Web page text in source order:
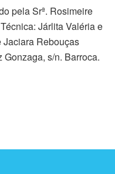
pela Srª. Rosimeire
Járlita Valéria e
Jaciara Rebouças
s/n. Barroca.